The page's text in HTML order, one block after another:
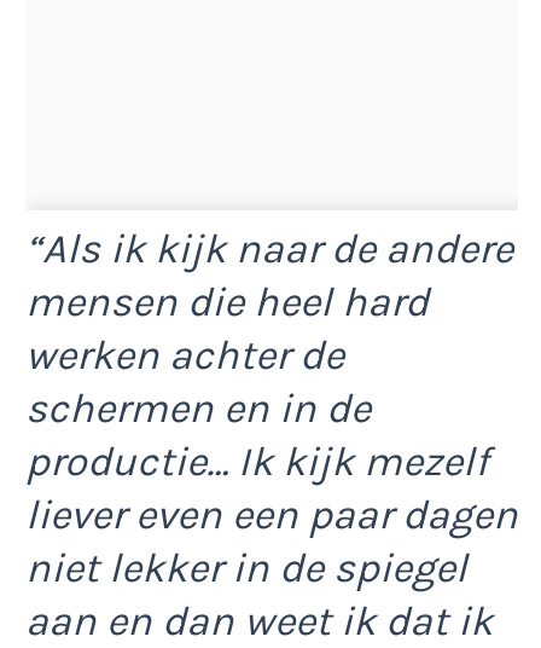
“Als ik kijk naar de andere
mensen die heel hard
werken achter de
schermen en in de
productie… Ik kijk mezelf
liever even een paar dagen
niet lekker in de spiegel
aan en dan weet ik dat ik